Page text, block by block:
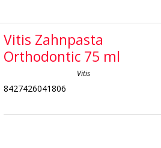
Vitis Zahnpasta
Orthodontic 75 ml
Vitis
8427426041806